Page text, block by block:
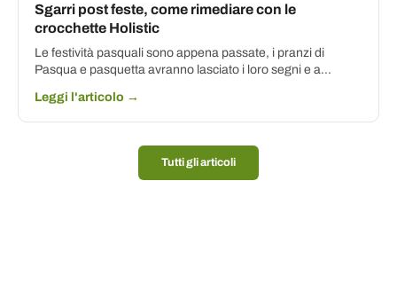
Sgarri post feste, come rimediare con le
crocchette Holistic
Le festività pasquali sono appena passate, i pranzi di
Pasqua e pasquetta avranno lasciato i loro segni e a...
Leggi l'articolo →
Tutti gli articoli